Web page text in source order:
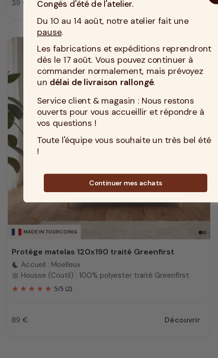
Prix
39 €
MADE IN TOURCOING
Tissu anti-acarien
Protège matelas 120x190 traité Greenfirst
bedtime Accueil : Moelleux
texture Housse (Coutil) : 100% polyester traité Greenfirst
5/5 (2)
Prix
89 € Découvrir
Congés d'été de l'atelier.
Du 10 au 14 août, notre atelier fait une
pause.
Les fabrications et expéditions reprendront
dès le 17 août. Vous pouvez continuer à
commander normalement, mais prévoyez
un délai de livraison rallongé.
Service client & magasin : Nous restons
ouverts pour vous accueillir et répondre à
vos questions !
Toute l'équipe vous souhaite un très bel été
!
Continuer mes achats